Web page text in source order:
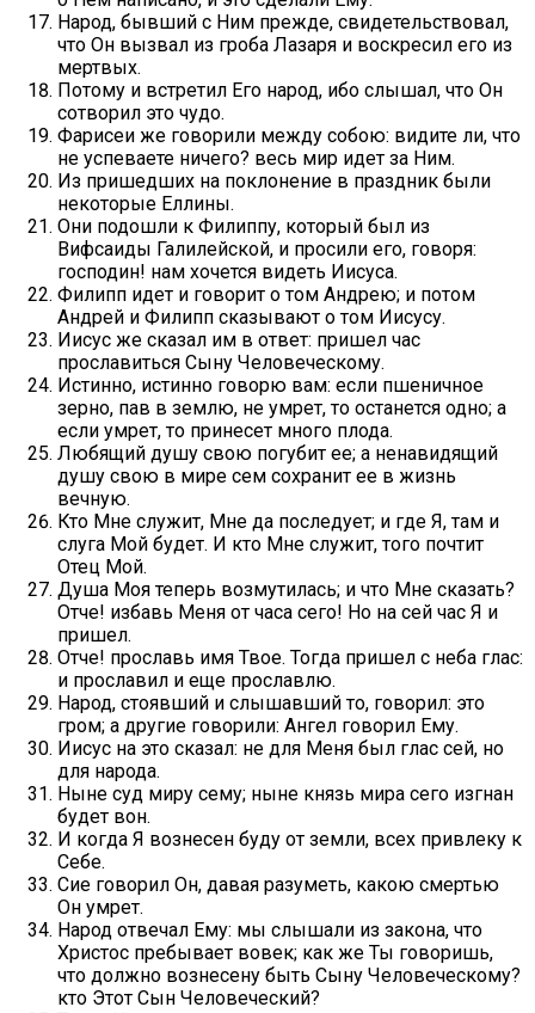
Народ, бывший с Ним прежде, свидетельствовал,
что Он вызвал из гроба Лазаря и воскресил его из
мертвых.
Потому и встретил Его народ, ибо слышал, что Он
сотворил это чудо.
Фарисеи же говорили между собою: видите ли, что
не успеваете ничего? весь мир идет за Ним.
Из пришедших на поклонение в праздник были
некоторые Еллины.
Они подошли к Филиппу, который был из
Вифсаиды Галилейской, и просили его, говоря:
господин! нам хочется видеть Иисуса.
Филипп идет и говорит о том Андрею; и потом
Андрей и Филипп сказывают о том Иисусу.
Иисус же сказал им в ответ: пришел час
прославиться Сыну Человеческому.
Истинно, истинно говорю вам: если пшеничное
зерно, пав в землю, не умрет, то останется одно; а
если умрет, то принесет много плода.
Любящий душу свою погубит ее; а ненавидящий
душу свою в мире сем сохранит ее в жизнь
вечную.
Кто Мне служит, Мне да последует; и где Я, там и
слуга Мой будет. И кто Мне служит, того почтит
Отец Мой.
Душа Моя теперь возмутилась; и что Мне сказать?
Отче! избавь Меня от часа сего! Но на сей час Я и
пришел.
Отче! прославь имя Твое. Тогда пришел с неба глас:
и прославил и еще прославлю.
Народ, стоявший и слышавший то, говорил: это
гром; а другие говорили: Ангел говорил Ему.
Иисус на это сказал: не для Меня был глас сей, но
для народа.
Ныне суд миру сему; ныне князь мира сего изгнан
будет вон.
И когда Я вознесен буду от земли, всех привлеку к
Себе.
Сие говорил Он, давая разуметь, какою смертью
Он умрет.
Народ отвечал Ему: мы слышали из закона, что
Христос пребывает вовек; как же Ты говоришь,
что должно вознесену быть Сыну Человеческому?
кто Этот Сын Человеческий?